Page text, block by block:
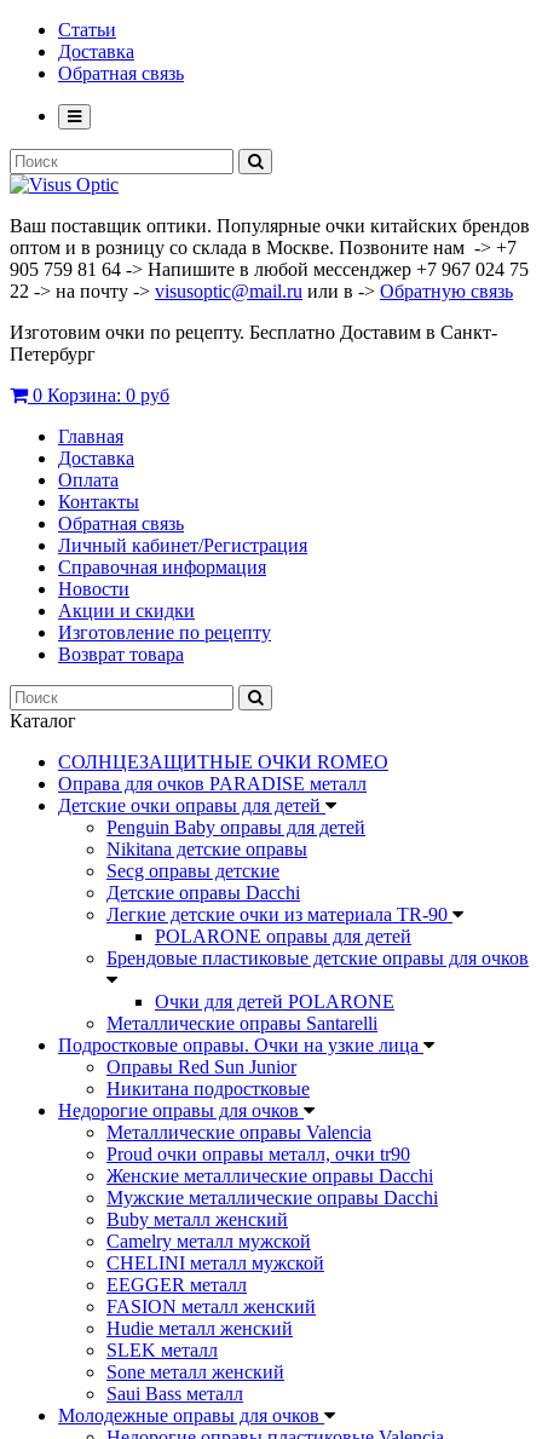
Статьи
Доставка
Обратная связь
Ваш поставщик оптики. Популярные очки китайских брендов
оптом и в розницу со склада в Москве. Позвоните нам -> +7
905 759 81 64 -> Напишите в любой мессенджер +7 967 024 75
22 -> на почту -> visusoptic@mail.ru или в -> Обратную связь
Изготовим очки по рецепту. Бесплатно Доставим в Санкт-
Петербург
0 Корзина: 0 руб
Главная
Доставка
Оплата
Контакты
Обратная связь
Личный кабинет/Регистрация
Справочная информация
Новости
Акции и скидки
Изготовление по рецепту
Возврат товара
Каталог
СОЛНЦЕЗАЩИТНЫЕ ОЧКИ ROMEO
Оправа для очков PARADISE металл
Детские очки оправы для детей
Penguin Baby оправы для детей
Nikitana детские оправы
Secg оправы детские
Детские оправы Dacchi
Легкие детские очки из материала TR-90
POLARONE оправы для детей
Брендовые пластиковые детские оправы для очков
Очки для детей POLARONE
Металлические оправы Santarelli
Подростковые оправы. Очки на узкие лица
Оправы Red Sun Junior
Никитана подростковые
Недорогие оправы для очков
Металлические оправы Valencia
Proud очки оправы металл, очки tr90
Женские металлические оправы Dacchi
Мужские металлические оправы Dacchi
Buby металл женский
Camelry металл мужской
CHELINI металл мужской
EEGGER металл
FASION металл женский
Hudie металл женский
SLEK металл
Sone металл женский
Saui Bass металл
Молодежные оправы для очков